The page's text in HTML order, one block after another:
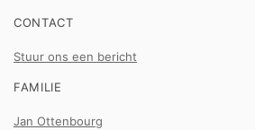
CONTACT
Stuur ons een bericht
FAMILIE
Jan Ottenbourg